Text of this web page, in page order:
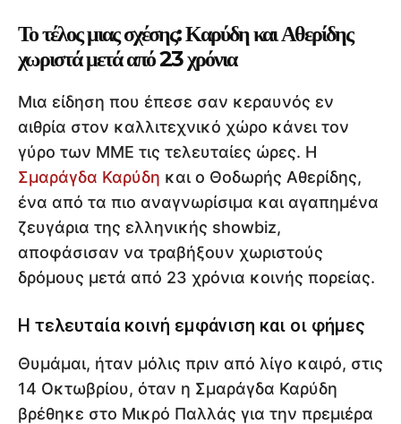
Το τέλος μιας σχέσης: Καρύδη και Αθερίδης
χωριστά μετά από 23 χρόνια
Μια είδηση που έπεσε σαν κεραυνός εν
αιθρία στον καλλιτεχνικό χώρο κάνει τον
γύρο των ΜΜΕ τις τελευταίες ώρες. Η
Σμαράγδα Καρύδη και ο Θοδωρής Αθερίδης,
ένα από τα πιο αναγνωρίσιμα και αγαπημένα
ζευγάρια της ελληνικής showbiz,
αποφάσισαν να τραβήξουν χωριστούς
δρόμους μετά από 23 χρόνια κοινής πορείας.
Η τελευταία κοινή εμφάνιση και οι φήμες
Θυμάμαι, ήταν μόλις πριν από λίγο καιρό, στις
14 Οκτωβρίου, όταν η Σμαράγδα Καρύδη
βρέθηκε στο Μικρό Παλλάς για την πρεμιέρα